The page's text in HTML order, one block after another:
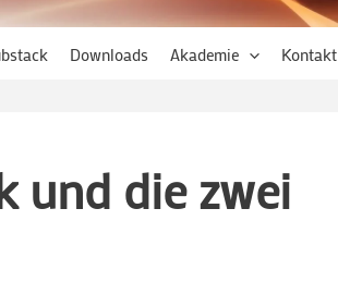
Downloads Akademie Kontakt
und die zwei